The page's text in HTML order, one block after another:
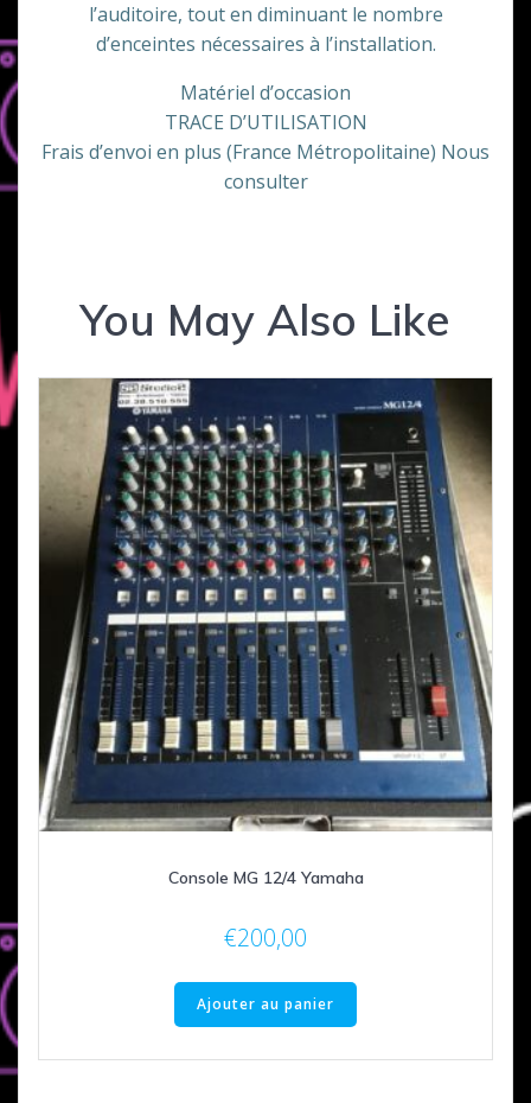
l’auditoire, tout en diminuant le nombre
d’enceintes nécessaires à l’installation.
Matériel d’occasion
TRACE D’UTILISATION
Frais d’envoi en plus (France Métropolitaine) Nous
consulter
You May Also Like
Console MG 12/4 Yamaha
€200,00
Ajouter au panier